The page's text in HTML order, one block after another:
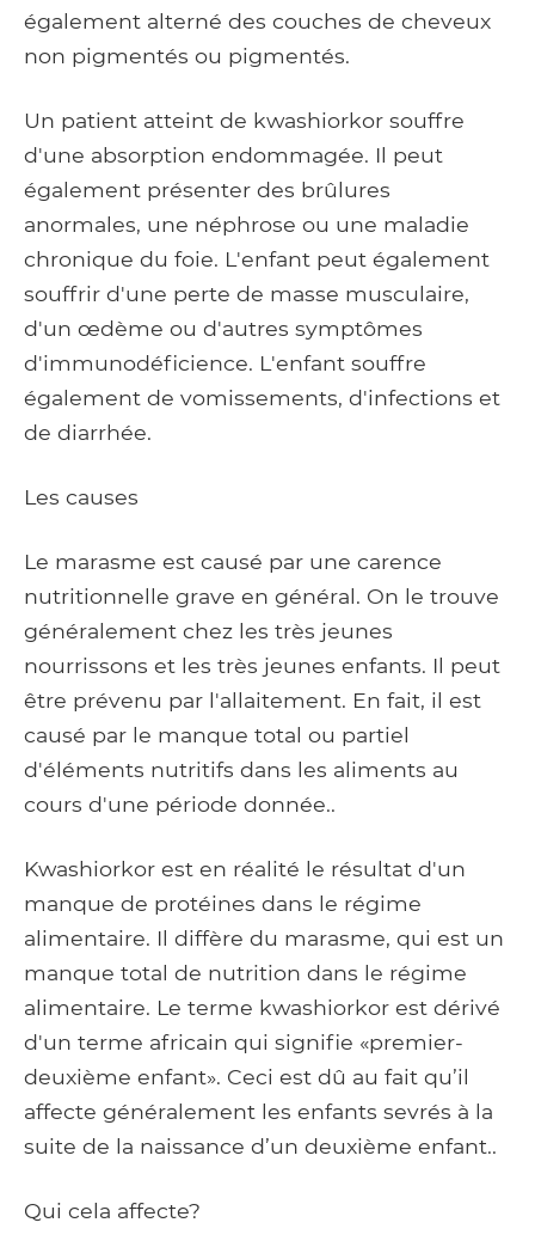
également alterné des couches de cheveux
non pigmentés ou pigmentés.
Un patient atteint de kwashiorkor souffre
d'une absorption endommagée. Il peut
également présenter des brûlures
anormales, une néphrose ou une maladie
chronique du foie. L'enfant peut également
souffrir d'une perte de masse musculaire,
d'un œdème ou d'autres symptômes
d'immunodéficience. L'enfant souffre
également de vomissements, d'infections et
de diarrhée.
Les causes
Le marasme est causé par une carence
nutritionnelle grave en général. On le trouve
généralement chez les très jeunes
nourrissons et les très jeunes enfants. Il peut
être prévenu par l'allaitement. En fait, il est
causé par le manque total ou partiel
d'éléments nutritifs dans les aliments au
cours d'une période donnée..
Kwashiorkor est en réalité le résultat d'un
manque de protéines dans le régime
alimentaire. Il diffère du marasme, qui est un
manque total de nutrition dans le régime
alimentaire. Le terme kwashiorkor est dérivé
d'un terme africain qui signifie «premier-
deuxième enfant». Ceci est dû au fait qu’il
affecte généralement les enfants sevrés à la
suite de la naissance d’un deuxième enfant..
Qui cela affecte?